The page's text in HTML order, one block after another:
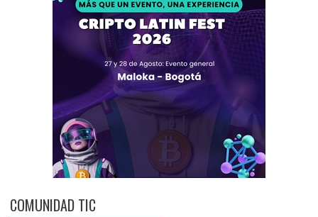
COMUNIDAD TIC